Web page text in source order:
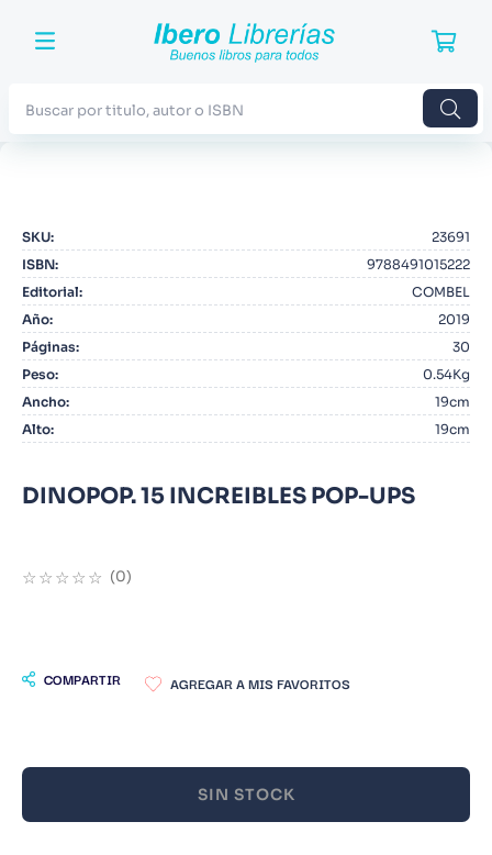
SKU:
23691
ISBN:
9788491015222
Editorial:
COMBEL
Año:
2019
Páginas:
30
Peso:
0.54Kg
Ancho:
19cm
Alto: 19cm
DINOPOP. 15 INCREIBLES POP-UPS
☆☆☆☆☆ (0)
COMPARTIR
SIN STOCK
2. Blue Lock
3. Jujutsu Kaisen
4. Odisea
5. Manga
6. Iliada
7. Stephen King